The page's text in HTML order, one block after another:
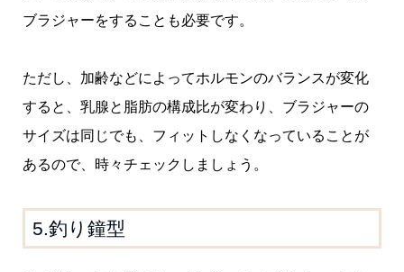
ブラジャーをすることも必要です。
ただし、加齢などによってホルモンのバランスが変化
すると、乳腺と脂肪の構成比が変わり、ブラジャーの
サイズは同じでも、フィットしなくなっていることが
あるので、時々チェックしましょう。
5.釣り鐘型